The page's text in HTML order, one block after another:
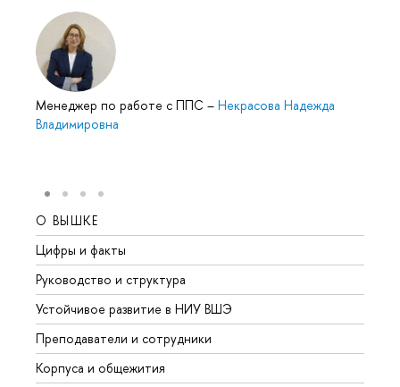
Менеджер по работе с ППС – Некрасова Надежда
Владимировна
О ВЫШКЕ
Цифры и факты
Руководство и структура
Устойчивое развитие в НИУ ВШЭ
Преподаватели и сотрудники
Корпуса и общежития